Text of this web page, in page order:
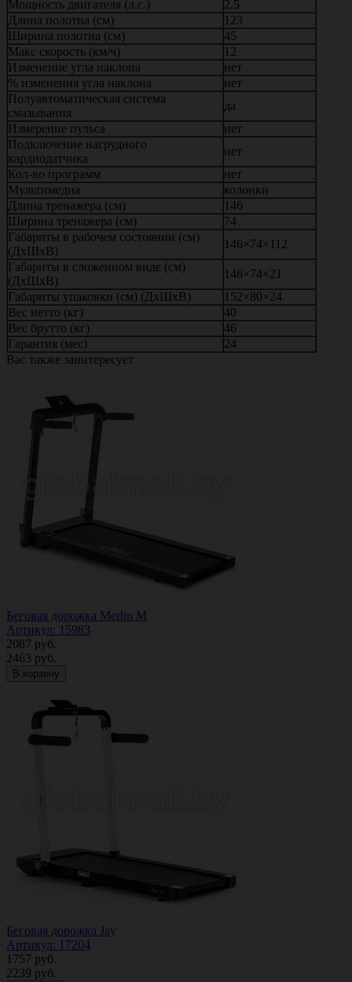
Мощность двигателя (л.с.)
2,5
Длина полотна (см)
123
Ширина полотна (см)
45
Макс скорость (км/ч)
12
Изменение угла наклона
нет
% изменения угла наклона
нет
Полуавтоматическая система
смазывания
да
Измерение пульса
нет
Подключение нагрудного
кардиодатчика
нет
Кол-во программ
нет
Мультимедиа
колонки
Длина тренажера (см)
146
Ширина тренажера (см)
74
Габариты в рабочем состоянии (см)
(ДхШхВ)
146×74×112
Габариты в сложенном виде (см)
(ДхШхВ)
146×74×21
Габариты упаковки (см) (ДхШхВ)
152×80×24
Вес нетто (кг)
40
Вес брутто (кг)
46
Гарантия (мес)
24
Вас также заинтересует
Беговая дорожка Merlin M
Артикул: 15983
2087 руб.
2463 руб.
В корзину
Беговая дорожка Jay
Артикул: 17204
1757 руб.
2239 руб.